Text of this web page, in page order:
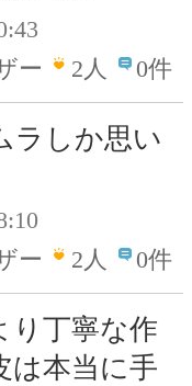
ー
2人 0件
ラしか思い
ー
2人 0件
り丁寧な作
は本当に手